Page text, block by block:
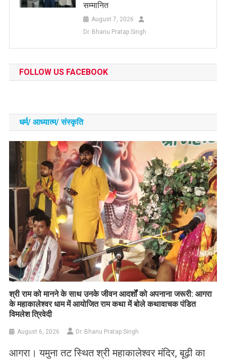
सम्मानित
August 7, 2026
Dr. Bhanu Pratap Singh
FOLLOW US FACEBOOK
धर्म/ आध्‍यात्‍म/ संस्‍कृति
​श्री राम को मानने के साथ उनके जीवन आदर्शों को अपनाना जरूरी: आगरा
के महाकालेश्वर धाम में आयोजित राम कथा में बोले कथावाचक पंडित
विमलेश त्रिवेदी
August 6, 2026 Dr. Bhanu Pratap Singh
आगरा। यमुना तट स्थित श्री महाकालेश्वर मंदिर, बूढ़ी का